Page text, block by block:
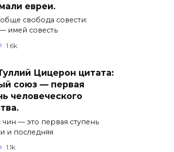
евреи.
свобода совести:
имей совесть
1.6k.
Цицерон цитата:
союз — первая
человеческого
— это первая ступень
и последняя
1.1k.